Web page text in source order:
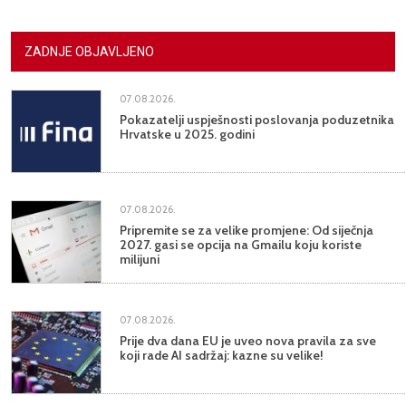
ZADNJE OBJAVLJENO
07.08.2026.
Pokazatelji uspješnosti poslovanja poduzetnika
Hrvatske u 2025. godini
07.08.2026.
Pripremite se za velike promjene: Od siječnja
2027. gasi se opcija na Gmailu koju koriste
milijuni
07.08.2026.
Prije dva dana EU je uveo nova pravila za sve
koji rade AI sadržaj: kazne su velike!